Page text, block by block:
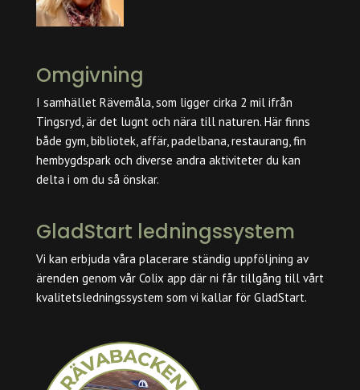
Omgivning
I samhället Rävemåla, som ligger cirka 2 mil ifrån
Tingsryd, är det lugnt och nära till naturen. Här finns
både gym, bibliotek, affär, padelbana, restaurang, fin
hembygdspark och diverse andra aktiviteter du kan
delta i om du så önskar.
GladStart ledningssystem
Vi kan erbjuda våra placerare ständig uppföljning av
ärenden genom vår Colix app där ni får tillgång till vårt
kvalitetsledningssystem som vi kallar för GladStart.